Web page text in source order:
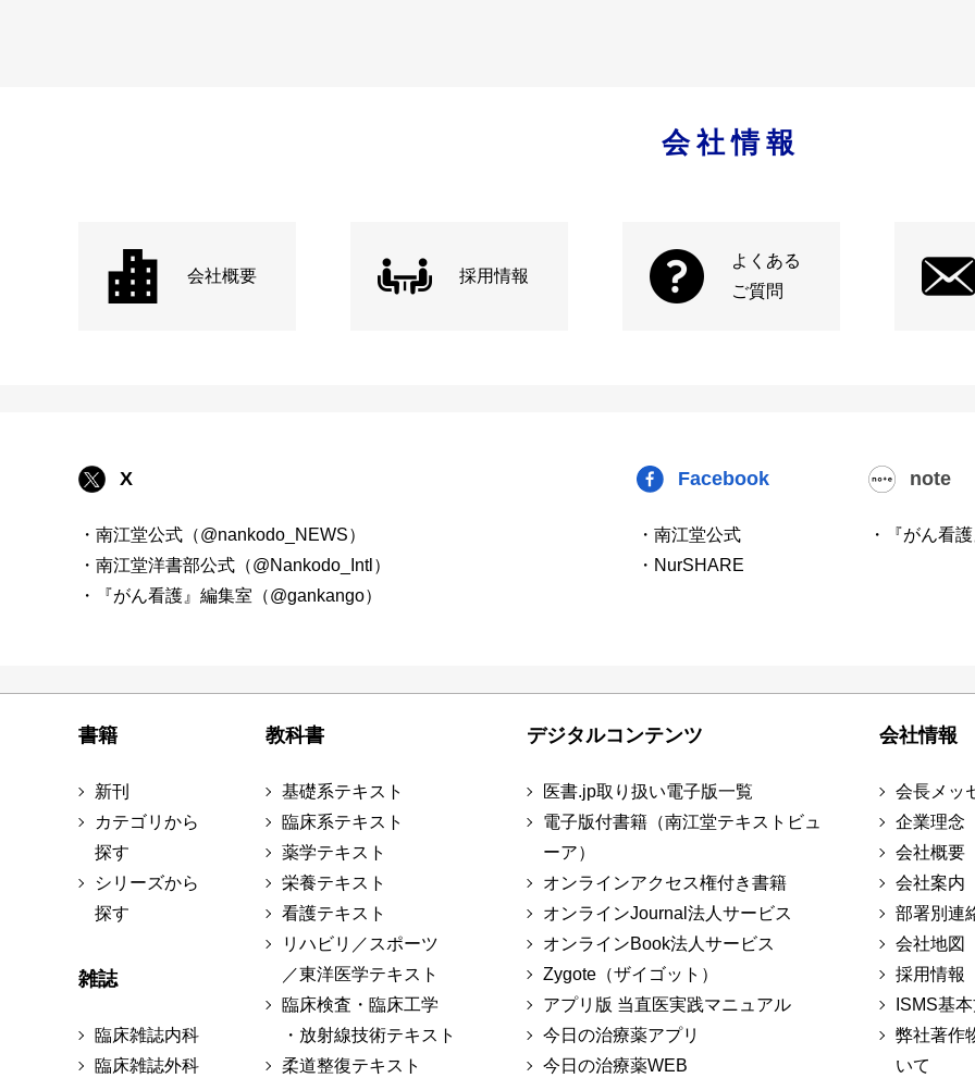
会社情報
会社概要 採用情報
よくある
ご質問
X
・南江堂公式（@nankodo_NEWS）
・南江堂洋書部公式（@Nankodo_Intl）
・『がん看護』編集室（@gankango）
Facebook
・南江堂公式
・NurSHARE
note
・『がん看
書籍
新刊
カテゴリから
探す
シリーズから
探す
雑誌
臨床雑誌内科
臨床雑誌外科
教科書
基礎系テキスト
臨床系テキスト
薬学テキスト
栄養テキスト
看護テキスト
リハビリ／スポーツ
／東洋医学テキスト
臨床検査・臨床工学
・放射線技術テキスト
柔道整復テキスト
デジタルコンテンツ
医書.jp取り扱い電子版一覧
電子版付書籍（南江堂テキストビュ
ーア）
オンラインアクセス権付き書籍
オンラインJournal法人サービス
オンラインBook法人サービス
Zygote（ザイゴット）
アプリ版 当直医実践マニュアル
今日の治療薬アプリ
今日の治療薬WEB
会社情報
会長メッ
企業理念
会社概要
会社案内
部署別連
会社地図
採用情報
ISMS基
弊社著作
いて